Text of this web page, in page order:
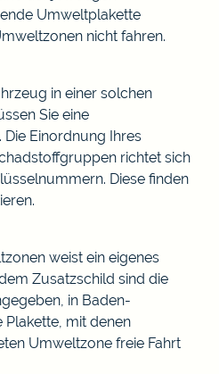
Umweltplakette
nicht fahren.
in einer solchen
Sie eine
Die Einordnung Ihres
richtet sich
mmern. Diese finden
weist ein eigenes
Zusatzschild sind die
eben, in Baden-
mit denen
Umweltzone freie Fahrt